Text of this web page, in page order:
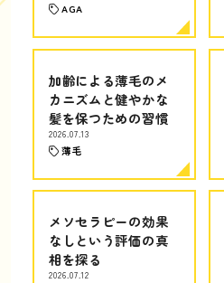
AGA
加齢による薄毛のメ
カニズムと健やかな
髪を保つための習慣
2026.07.13
薄毛
メソセラピーの効果
なしという評価の真
相を探る
2026.07.12